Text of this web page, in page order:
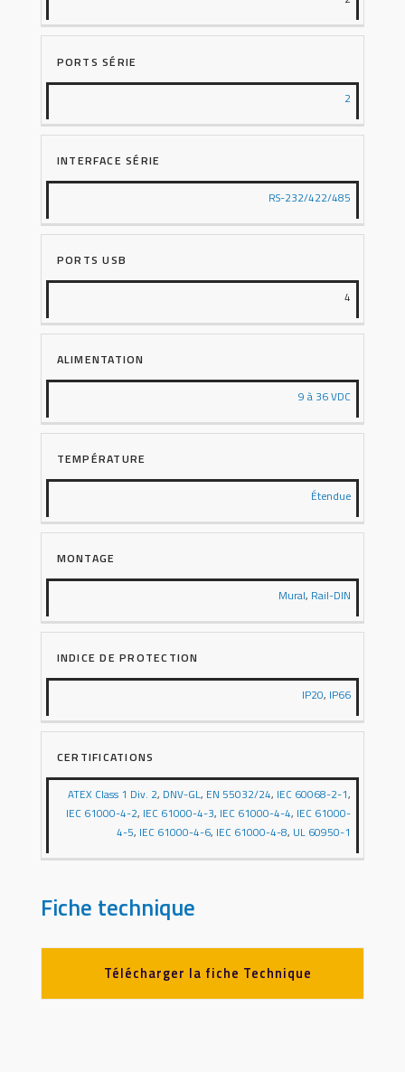
PORTS SÉRIE
2
INTERFACE SÉRIE
RS-232/422/485
PORTS USB
4
ALIMENTATION
9 à 36 VDC
TEMPÉRATURE
Étendue
MONTAGE
Mural, Rail-DIN
INDICE DE PROTECTION
IP20, IP66
CERTIFICATIONS
ATEX Class 1 Div. 2, DNV-GL, EN 55032/24, IEC 60068-2-1,
IEC 61000-4-2, IEC 61000-4-3, IEC 61000-4-4, IEC 61000-
4-5, IEC 61000-4-6, IEC 61000-4-8, UL 60950-1
Fiche technique
Télécharger la fiche Technique